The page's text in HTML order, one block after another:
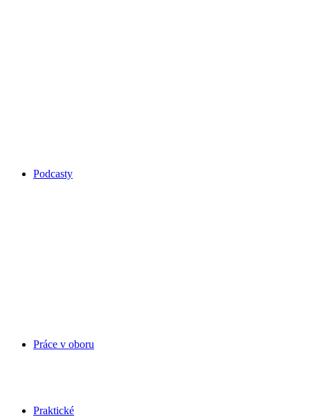
Podcasty
Práce v oboru
Praktické